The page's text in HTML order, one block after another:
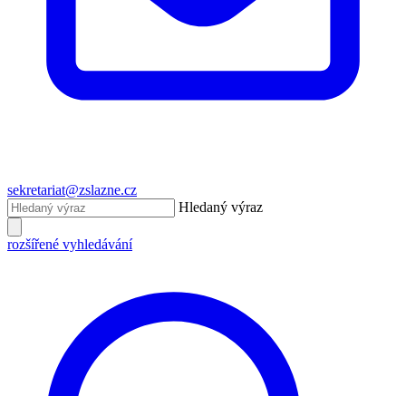
sekretariat@zslazne.cz
Hledaný výraz
rozšířené vyhledávání